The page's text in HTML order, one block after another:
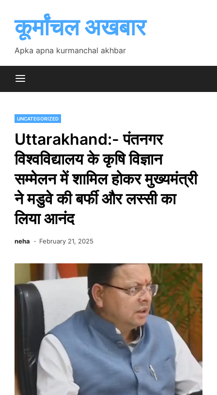
contentकूर्मांचल अखबार
Apka apna kurmanchal akhbar
UNCATEGORIZED
Uttarakhand:- पंतनगर
विश्वविद्यालय के कृषि विज्ञान
सम्मेलन में शामिल होकर मुख्यमंत्री
ने मडुवे की बर्फी और लस्सी का
लिया आनंद
neha February 21, 2025